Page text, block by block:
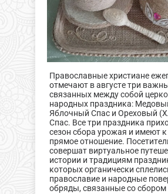
Православные христиане
отмечают в августе три
связанных между собой
народных праздника:
Яблочный Спас и Ореховый
Спас. Все три праздника
сезон сбора урожая и имеют
прямое отношение.
совершат виртуальное
истории и традициям
которых органически
православие и народные
обряды, связанные со сбором